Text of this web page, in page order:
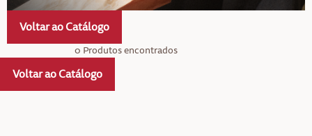
Voltar ao Catálogo
0 Produtos encontrados
Voltar ao Catálogo